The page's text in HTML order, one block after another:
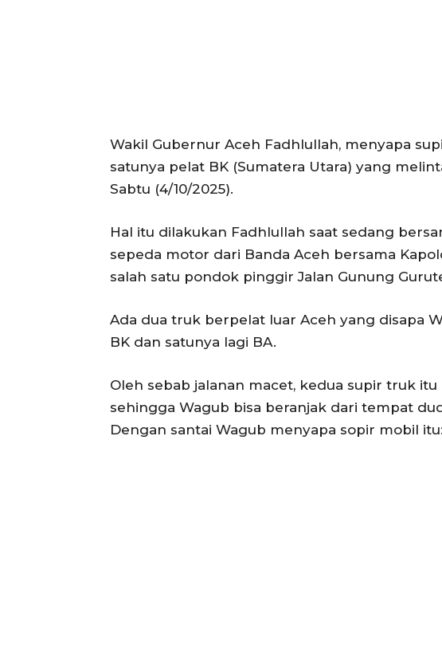
Wakil Gubernur Aceh Fadhlullah, menyapa
satunya pelat BK (Sumatera Utara) yang
Sabtu (4/10/2025).
Hal itu dilakukan Fadhlullah saat sedang
sepeda motor dari Banda Aceh bersama
salah satu pondok pinggir Jalan Gunung
Ada dua truk berpelat luar Aceh yang disapa
BK dan satunya lagi BA.
Oleh sebab jalanan macet, kedua supir truk
sehingga Wagub bisa beranjak dari tempat
Dengan santai Wagub menyapa sopir mobil